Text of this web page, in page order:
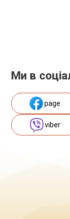
Ми в
page
viber